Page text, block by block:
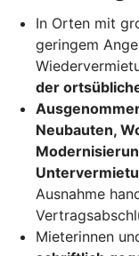
In Orten mit
geringem
der
Neubauten,
Ausnahme
Mieterinnen